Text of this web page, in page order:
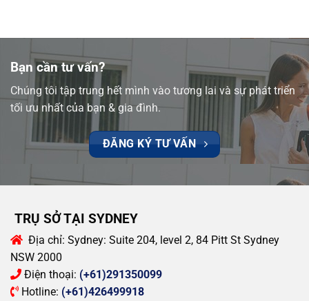
Bạn cần tư vấn?
Chúng tôi tập trung hết mình vào tương lai và sự phát triển
tối ưu nhất của bạn & gia đình.
ĐĂNG KÝ TƯ VẤN
TRỤ SỞ TẠI SYDNEY
Địa chỉ: Sydney: Suite 204, level 2, 84 Pitt St Sydney
NSW 2000
Điện thoại: (+61)291350099
Hotline: (+61)426499918